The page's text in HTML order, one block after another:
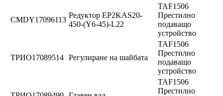
CMDY17096113
Редуктор EP2KAS20-
450-(Y6-45)-L22
TAF1506
Престилно
подаващо
устройство
ТРИО17089514 Регулиране на шайбата
TAF1506
Престилно
подаващо
устройство
TAF1506
Престилно